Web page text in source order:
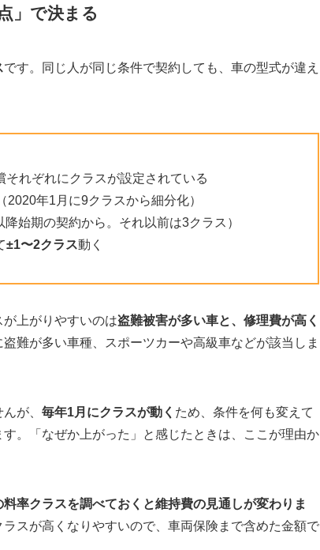
」で決まる
です。同じ人が同じ条件で契約しても、車の型式が違え
それぞれにクラスが設定されている
（2020年1月に9クラスから細分化）
降始期の契約から。それ以前は3クラス）
±1〜2クラス動く
上がりやすいのは盗難被害が多い車と、修理費が高く
難が多い車種、スポーツカーや高級車などが該当しま
が、 毎年1月にクラスが動く ため、条件を何も変えて
。「なぜか上がった」と感じたときは、ここが理由か
料率クラスを調べておくと維持費の見通しが変わりま
スが高くなりやすいので、車両保険まで含めた金額で